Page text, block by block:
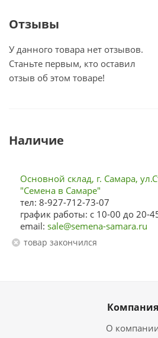
Отзывы
У данного товара нет отзывов.
Станьте первым, кто оставил
отзыв об этом товаре!
Наличие
Основной склад, г. Самара,
"Семена в Самаре"
тел: 8-927-712-73-07
график работы: с 10-00 до 20-
email: sale@semena-samara.ru
Товар закончился
Компания
О